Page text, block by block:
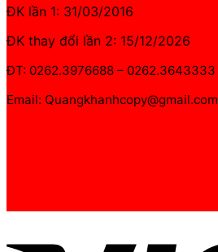
ĐK lần 1: 31/03/2016
ĐK thay đổi lần 2: 15/12/2026
ĐT: 0262.3976688 – 0262.3643333
Email: Quangkhanhcopy@gmail.com